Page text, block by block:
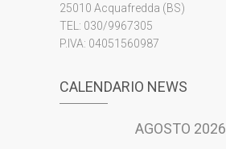
25010 Acquafredda (BS)
TEL: 030/9967305
P.IVA: 04051560987
CALENDARIO NEWS
AGOSTO 2026